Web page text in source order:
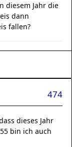
diesem Jahr die
dann
fallen?
474
dieses Jahr
bin ich auch